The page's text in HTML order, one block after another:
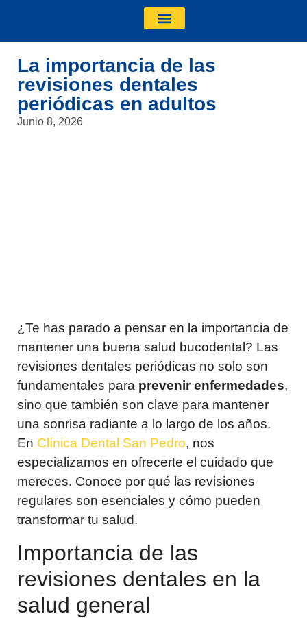
La importancia de las
revisiones dentales
periódicas en adultos
Junio 8, 2026
¿Te has parado a pensar en la importancia de
mantener una buena salud bucodental? Las
revisiones dentales periódicas no solo son
fundamentales para prevenir enfermedades,
sino que también son clave para mantener
una sonrisa radiante a lo largo de los años.
En Clínica Dental San Pedro, nos
especializamos en ofrecerte el cuidado que
mereces. Conoce por qué las revisiones
regulares son esenciales y cómo pueden
transformar tu salud.
Importancia de las
revisiones dentales en la
salud general